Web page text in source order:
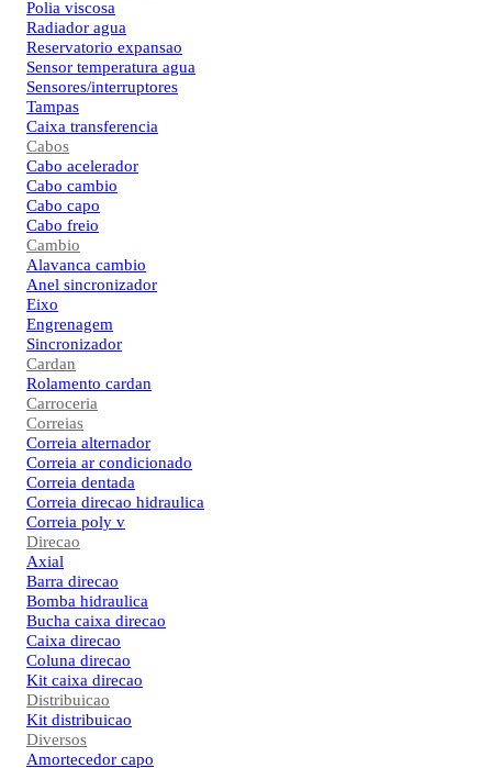
Polia viscosa
Radiador agua
Reservatorio expansao
Sensor temperatura agua
Sensores/interruptores
Tampas
Caixa transferencia
Cabos
Cabo acelerador
Cabo cambio
Cabo capo
Cabo freio
Cambio
Alavanca cambio
Anel sincronizador
Eixo
Engrenagem
Sincronizador
Cardan
Rolamento cardan
Carroceria
Correias
Correia alternador
Correia ar condicionado
Correia dentada
Correia direcao hidraulica
Correia poly v
Direcao
Axial
Barra direcao
Bomba hidraulica
Bucha caixa direcao
Caixa direcao
Coluna direcao
Kit caixa direcao
Distribuicao
Kit distribuicao
Diversos
Amortecedor capo